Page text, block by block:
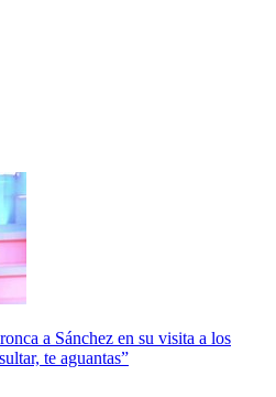
a Sánchez en su visita a los
te aguantas”